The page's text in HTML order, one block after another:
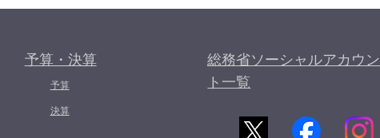
予算・決算
予算
決算
総務省ソーシャルアカウン
ト一覧